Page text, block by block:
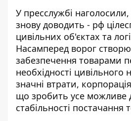
У пресслужбі
знову доводить - рф
цивільних об'єктах та
Насамперед ворог
забезпечення товарами
необхідності
значні втрати,
що зробить усе можливе
стабільності постачання